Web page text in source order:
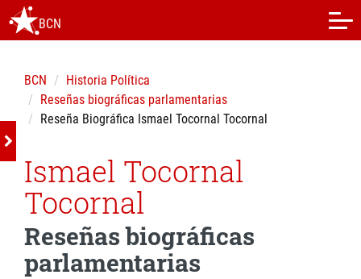
BCN
BCN
Historia Política
Reseñas biográficas parlamentarias
Reseña Biográfica Ismael Tocornal Tocornal
Ismael Tocornal
Tocornal
Reseñas biográficas
parlamentarias